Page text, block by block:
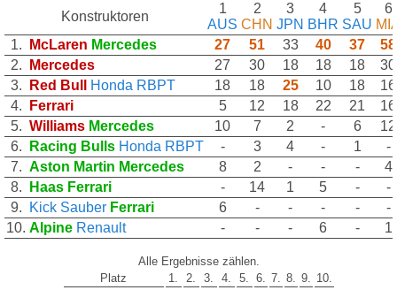
Konstruktoren
1
AUS
2
CHN
3
JPN
4
BHR
5
SAU
6
1.
McLaren Mercedes 27 51 33 40 37
58
2.
Mercedes 27 30 18 18 18
30
3.
Red Bull Honda RBPT 18 18 25 10 18
16
4.
Ferrari 5 12 18 22 21
16
5. Williams Mercedes 10 7 2 - 6
12
6.
Racing Bulls Honda RBPT - 3 4 - 1
-
7. Aston Martin Mercedes 8 2 - - -
4
8.
Haas Ferrari - 14 1 5 -
-
9.
Kick Sauber Ferrari 6 - - - -
-
10. Alpine Renault - - - 6 - 1
Alle Ergebnisse zählen.
Platz
1. 2. 3. 4. 5. 6. 7. 8. 9. 10.